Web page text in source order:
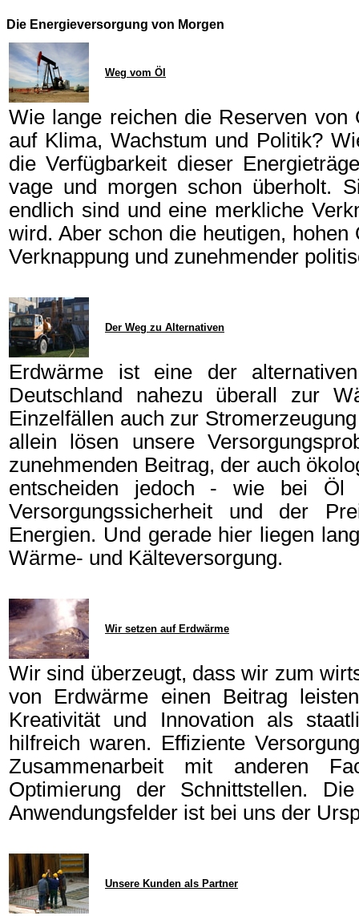
Die Energieversorgung von Morgen
Weg vom Öl
Wie lange reichen die Reserven
auf Klima, Wachstum und Politik?
die Verfügbarkeit dieser
vage und morgen schon überholt.
endlich sind und eine merkliche
wird. Aber schon die heutigen,
Verknappung und zunehmender
Der Weg zu Alternativen
Erdwärme ist eine der
Deutschland nahezu überall zur
Einzelfällen auch zur
allein lösen unsere
zunehmenden Beitrag, der auch
entscheiden jedoch - wie bei
Versorgungssicherheit und der
Energien. Und gerade hier liegen
Wärme- und Kälteversorgung.
Wir setzen auf Erdwärme
Wir sind überzeugt, dass wir zum
von Erdwärme einen Beitrag
Kreativität und Innovation als
hilfreich waren. Effiziente
Zusammenarbeit mit anderen
Optimierung der Schnittstellen.
Anwendungsfelder ist bei uns der
Unsere Kunden als Partner